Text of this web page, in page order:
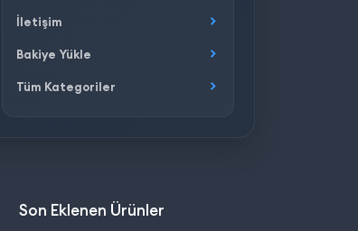
İletişim
Bakiye Yükle
Tüm Kategoriler
Son Eklenen Ürünler